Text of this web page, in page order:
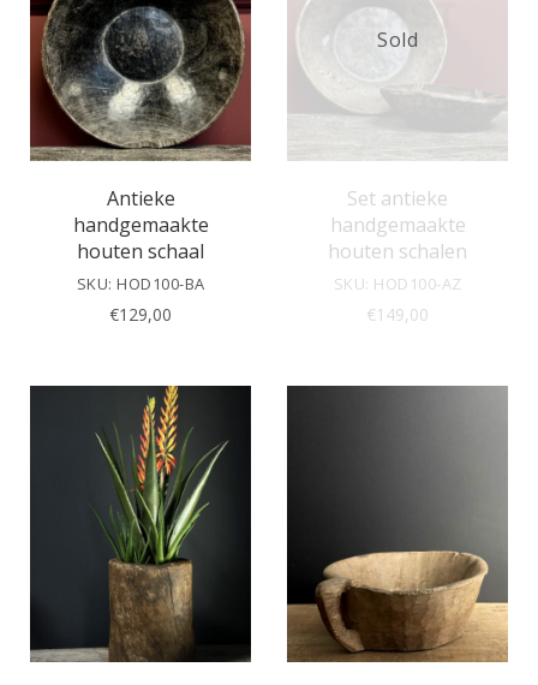
Antieke
handgemaakte
houten schaal
SKU: HOD100-BA
€129,00
Set antieke
handgemaakte
houten schalen
SKU: HOD100-AZ
€149,00
Sold